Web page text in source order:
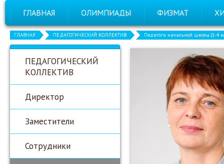
ГЛАВНАЯ ОЛИМПИАДЫ ФИЗМАТ
ГЛАВНАЯ ПЕДАГОГИЧЕСКИЙ КОЛЛЕКТИВ Педагоги начальной школы (1-4
ПЕДАГОГИЧЕСКИЙ
КОЛЛЕКТИВ
Директор
Заместители
Сотрудники